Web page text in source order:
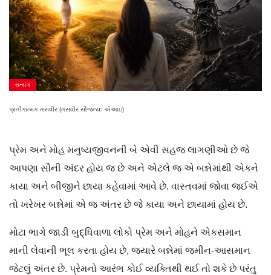
સત્સંગ
પ્રતીકાત્મક તસવીર (તસવીર સૌજન્યઃ એઆઇ)
પ્રેમ અને મોહ મનુષ્યજીવનની બે એવી સહજ લાગણીઓ છે જે
આપણા સૌની અંદર હોય જ છે અને એટલે જ એ બન્નેમાંથી એકને
કાયા અને બીજીને છાયા કહેવામાં આવે છે. વાસ્તવમાં જોવા જઈએ
તો ખરેખર બન્નેમાં એ જ અંતર છે જે કાયા અને છાયામાં હોય છે.
મોટા ભાગે જાડી બુદ્ધિવાળા લોકો પ્રેમ અને મોહને એકસમાન
માની લેવાની ભૂલ કરતા હોય છે, જ્યારે બન્નેમાં જમીન-આસમાન
જેટલું અંતર છે. પ્રેમનો આરંભ કોઈ વ્યક્તિથી થઈ તો શકે છે પરંતુ